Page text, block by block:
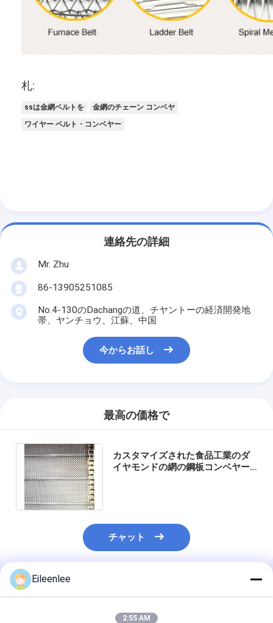
札:
ssは金網ベルトを
金網のチェーン コンベヤ
ワイヤー ベルト・コンベヤー
連絡先の詳細
Mr. Zhu
86-13905251085
No.4-130のDachangの道、チヤントーの経済開発地
帯、ヤンチョウ、江蘇、中国
今からお話し
最高の価格で
カスタマイズされた食品工業のダ
イヤモンドの網の鋼板コンベヤー
チャット
推薦されたプロダクト
Eileenlee
2:55 AM